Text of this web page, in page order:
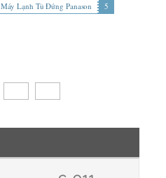
Máy Lạnh Tủ Đứng Panason 5